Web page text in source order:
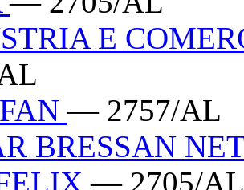
E
— 2757/AL
BRESSAN
— 2705/AL